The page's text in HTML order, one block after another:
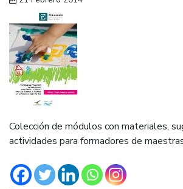
Colección de módulos con materiales,
actividades para formadores de